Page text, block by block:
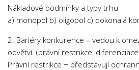
Nákladové podmínky a typy trhu
a) monopol b) oligopol c) dokonalá
2. Bariéry konkurence – vedou k
odvětví. (právní restrikce,
Právní restrikce − představují